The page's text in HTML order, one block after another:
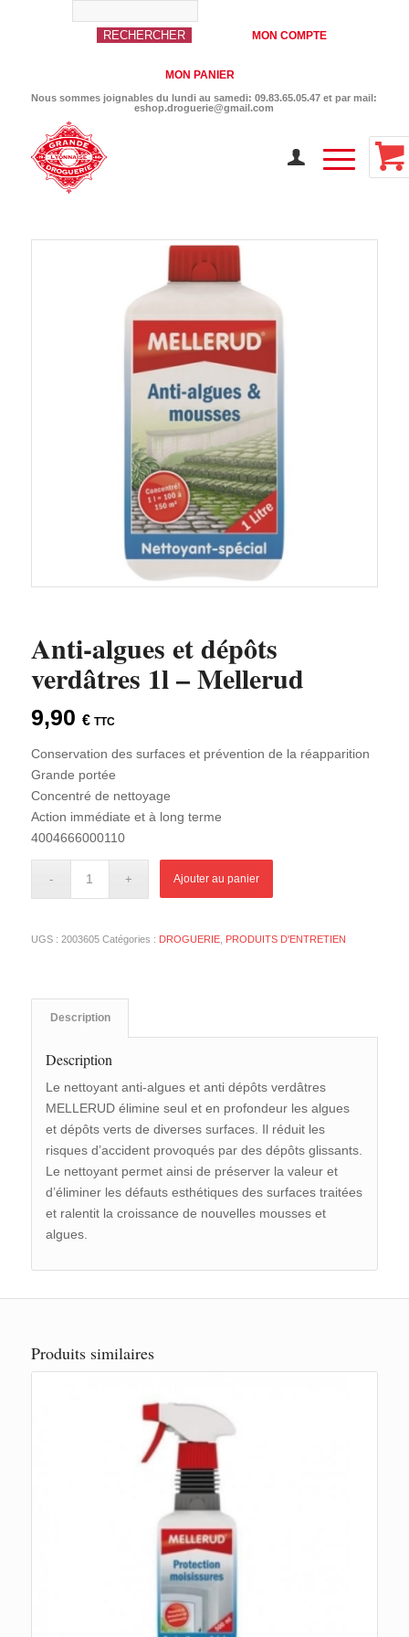
MON COMPTE
MON PANIER
Nous sommes joignables du lundi au samedi: 09.83.65.05.47 et par mail:
eshop.droguerie@gmail.com
Anti-algues et dépôts
verdâtres 1l – Mellerud
9,90 € TTC
Conservation des surfaces et prévention de la réapparition
Grande portée
Concentré de nettoyage
Action immédiate et à long terme
4004666000110
Ajouter au panier
UGS : 2003605 Catégories : DROGUERIE, PRODUITS D'ENTRETIEN
Description
Description
Le nettoyant anti-algues et anti dépôts verdâtres
MELLERUD élimine seul et en profondeur les algues
et dépôts verts de diverses surfaces. Il réduit les
risques d’accident provoqués par des dépôts glissants.
Le nettoyant permet ainsi de préserver la valeur et
d’éliminer les défauts esthétiques des surfaces traitées
et ralentit la croissance de nouvelles mousses et
algues.
Produits similaires